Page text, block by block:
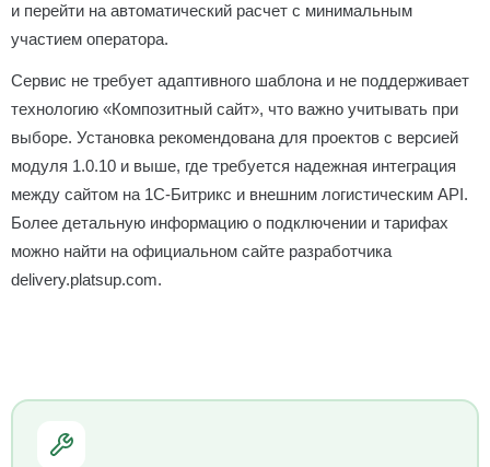
и перейти на автоматический расчет с минимальным
участием оператора.
Сервис не требует адаптивного шаблона и не поддерживает
технологию «Композитный сайт», что важно учитывать при
выборе. Установка рекомендована для проектов с версией
модуля 1.0.10 и выше, где требуется надежная интеграция
между сайтом на 1С-Битрикс и внешним логистическим API.
Более детальную информацию о подключении и тарифах
можно найти на официальном сайте разработчика
delivery.platsup.com.